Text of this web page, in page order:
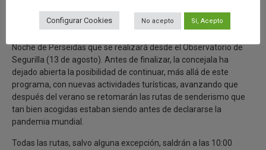
“viendo el río desde dentro”.
Noche de Perseidas que se realizará desde el Observatorio de
Segurilla (13 de agosto). Antes de finalizar, la concejala ha
dejado abierta la posibilidad de continuar, más allá de este
programa, con nuevas actividades turísticas, avanzando que
después del verano se retomarán las rutas de senderismo que
tan bien acogidas estaban siendo antes de declararse la
pandemia mundial.
Todas las rutas, salvo alguna excepción, saldrán a las 10:00
Configurar Cookies No acepto Sí, Acepto